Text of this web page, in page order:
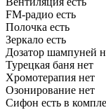
FM-радио есть
Полочка есть
Зеркало есть
Дозатор шампуней
Турецкая баня нет
Хромотерапия нет
Озонирование нет
Сифон есть в